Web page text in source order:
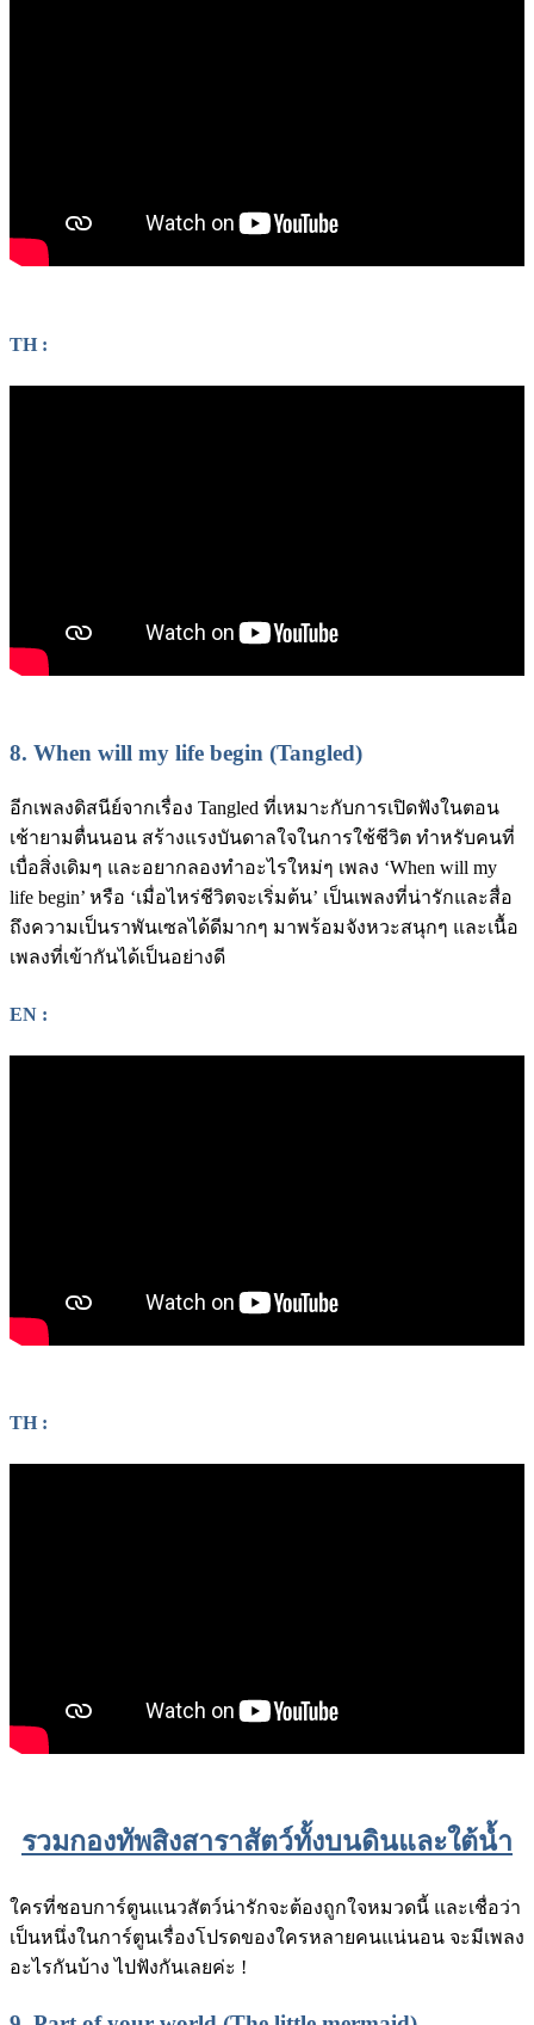
TH :
8. When will my life begin (Tangled)
อีกเพลงดิสนีย์จากเรื่อง Tangled ที่เหมาะกับการเปิดฟังในตอน
เช้ายามตื่นนอน สร้างแรงบันดาลใจในการใช้ชีวิต ทำหรับคนที่
เบื่อสิ่งเดิมๆ และอยากลองทำอะไรใหม่ๆ เพลง ‘When will my
life begin’ หรือ ‘เมื่อไหร่ชีวิตจะเริ่มต้น’ เป็นเพลงที่น่ารักและสื่อ
ถึงความเป็นราพันเซลได้ดีมากๆ มาพร้อมจังหวะสนุกๆ และเนื้อ
เพลงที่เข้ากันได้เป็นอย่างดี
EN :
TH :
รวมกองทัพสิงสาราสัตว์ทั้งบนดินและใต้น้ำ
ใครที่ชอบการ์ตูนแนวสัตว์น่ารักจะต้องถูกใจหมวดนี้ และเชื่อว่า
เป็นหนึ่งในการ์ตูนเรื่องโปรดของใครหลายคนแน่นอน จะมีเพลง
อะไรกันบ้าง ไปฟังกันเลยค่ะ !